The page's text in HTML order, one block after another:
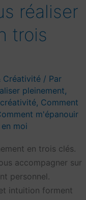
réaliser
trois
Créativité / Par
pleinement,
, Comment
m'épanouir
moi
en trois clés.
accompagner sur
personnel.
intuition forment